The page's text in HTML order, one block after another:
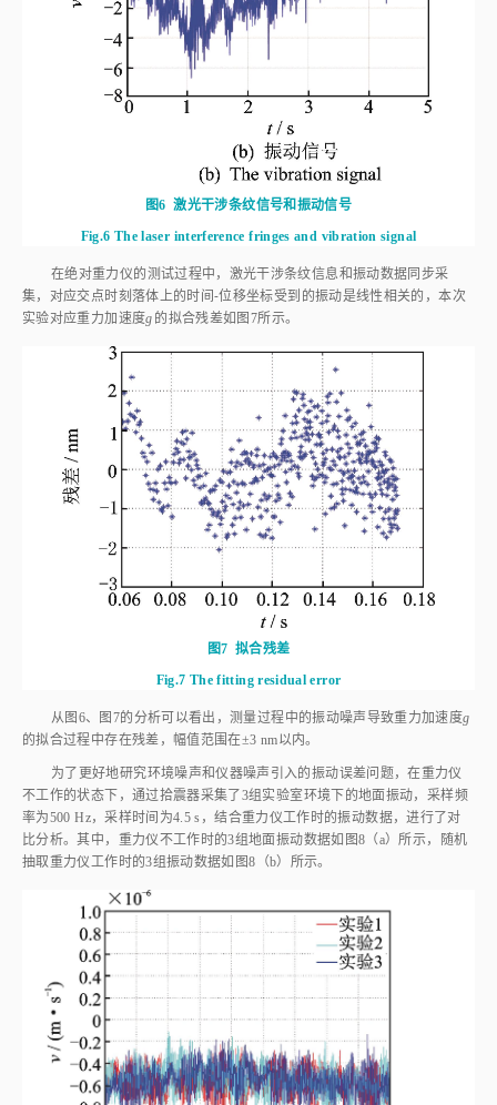
激光干涉条纹信号和振动信号
The laser interference fringes and vibration signal
在绝对重力仪的测试过程中，激光干涉条纹信息和振动数据同步采
集，对应交点时刻落体上的时间⁃位移坐标受到的振动是线性相关的，本次
实验对应重力加速度 g 的拟合残差如图7 所示。
拟合残差
The fitting residual error
的分析可以看出，测量过程中的振动噪声导致重力加速度
的拟合过程中存在残差，幅值范围在±3 nm以内。
为了更好地研究环境噪声和仪器噪声引入的振动误差问题，在重力仪
不工作的状态下，通过拾震器采集了3组实验室环境下的地面振动，采样频
率为500 Hz，采样时间为4.5 s，结合重力仪工作时的振动数据，进行了对
比分析。其中，重力仪不工作时的3组地面振动数据如
图8 （a）所示，随机
抽取重力仪工作时的3组振动数据如
图8 （b）所示。